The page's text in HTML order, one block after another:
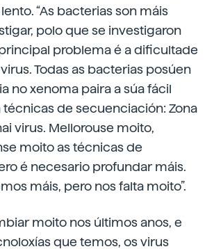
“As bacterias son máis
polo que se investigaron
problema é a dificultade
Todas as bacterias posúen
no xenoma paira a súa fácil
de secuenciación: Zona
virus. Mellorouse moito,
moito as técnicas de
é necesario profundar máis.
máis, pero nos falta moito”.
moito nos últimos anos, e
que temos, os virus